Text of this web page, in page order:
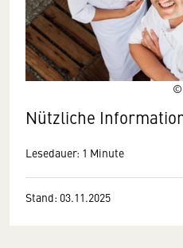
©
Nützliche
Lesedauer: 1 Minute
Stand: 03.11.2025